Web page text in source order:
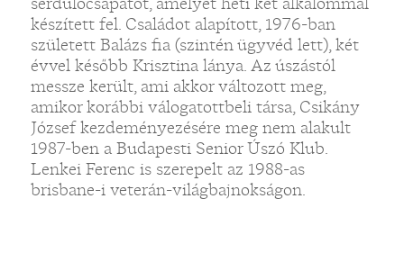
készített fel. Családot alapított, 1976-ban
született Balázs fia (szintén ügyvéd lett), két
évvel később Krisztina lánya. Az úszástól
messze került, ami akkor változott meg,
amikor korábbi válogatottbeli társa, Csikány
József kezdeményezésére meg nem alakult
1987-ben a Budapesti Senior Úszó Klub.
Lenkei Ferenc is szerepelt az 1988-as
brisbane-i veterán-világbajnokságon.